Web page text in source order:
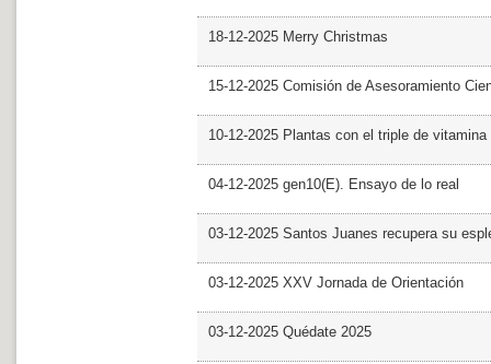
18-12-2025 Merry Christmas
15-12-2025 Comisión de Asesoramiento
10-12-2025 Plantas con el triple de vitamina
04-12-2025 gen10(E). Ensayo de lo real
03-12-2025 Santos Juanes recupera su
03-12-2025 XXV Jornada de Orientación
03-12-2025 Quédate 2025